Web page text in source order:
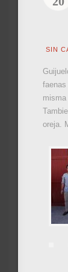
SIN
oreja.